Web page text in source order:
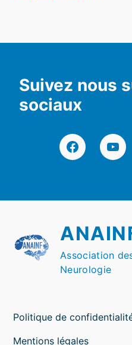
Suivez nous
sociaux
Facebook
Association
Neurologie
Politique de
Mentions légales